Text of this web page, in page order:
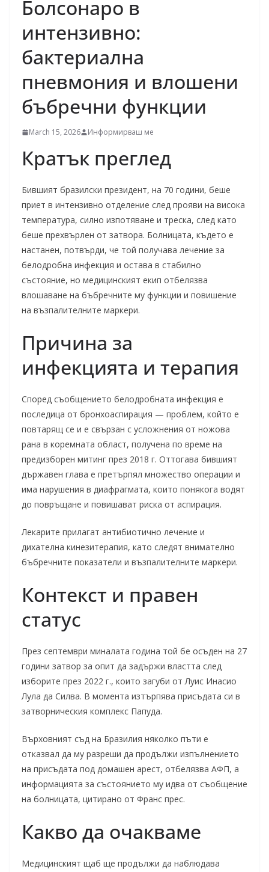
Болсонаро в
интензивно:
бактериална
пневмония и влошени
бъбречни функции
March 15, 2026 Информирваш ме
Кратък преглед
Бившият бразилски президент, на 70 години, беше
приет в интензивно отделение след прояви на висока
температура, силно изпотяване и треска, след като
беше прехвърлен от затвора. Болницата, където е
настанен, потвърди, че той получава лечение за
белодробна инфекция и остава в стабилно
състояние, но медицинският екип отбелязва
влошаване на бъбречните му функции и повишение
на възпалителните маркери.
Причина за
инфекцията и терапия
Според съобщението белодробната инфекция е
последица от бронхоаспирация — проблем, който е
повтарящ се и е свързан с усложнения от ножова
рана в коремната област, получена по време на
предизборен митинг през 2018 г. Оттогава бившият
държавен глава е претърпял множество операции и
има нарушения в диафрагмата, които понякога водят
до повръщане и повишават риска от аспирация.
Лекарите прилагат антибиотично лечение и
дихателна кинезитерапия, като следят внимателно
бъбречните показатели и възпалителните маркери.
Контекст и правен
статус
През септември миналата година той бе осъден на 27
години затвор за опит да задържи властта след
изборите през 2022 г., които загуби от Луис Инасио
Лула да Силва. В момента изтърпява присъдата си в
затворническия комплекс Папуда.
Върховният съд на Бразилия няколко пъти е
отказвал да му разреши да продължи изпълнението
на присъдата под домашен арест, отбелязва АФП, а
информацията за състоянието му идва от съобщение
на болницата, цитирано от Франс прес.
Какво да очакваме
Медицинският щаб ще продължи да наблюдава